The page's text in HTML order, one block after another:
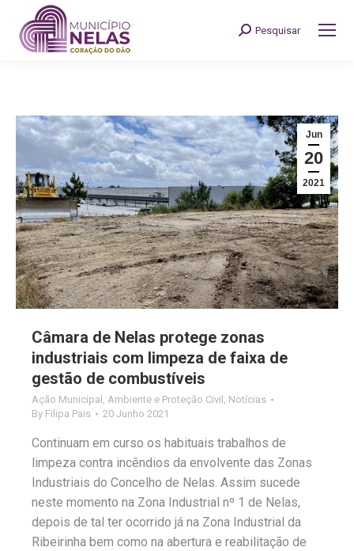
Search:
Pesquisar
Jun
20
2021
Câmara de Nelas protege zonas
industriais com limpeza de faixa de
gestão de combustíveis
Ação Municipal , Ambiente e Proteção Civil , Notícias
By Filipa Pais 20 Junho 2021
Continuam em curso os habituais trabalhos de
limpeza contra incêndios da envolvente das Zonas
Industriais do Concelho de Nelas. Assim sucede
neste momento na Zona Industrial nº 1 de Nelas,
depois de tal ter ocorrido já na Zona Industrial da
Ribeirinha bem como na abertura e reabilitação de